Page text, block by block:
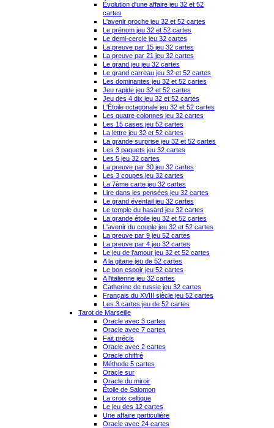
Évolution d'une affaire jeu 32 et 52
cartes
L'avenir proche jeu 32 et 52 cartes
Le prénom jeu 32 et 52 cartes
Le demi-cercle jeu 32 cartes
La preuve par 15 jeu 32 cartes
La preuve par 21 jeu 32 cartes
Le grand jeu jeu 32 cartes
Le grand carreau jeu 32 et 52 cartes
Les dominantes jeu 32 et 52 cartes
Jeu rapide jeu 32 et 52 cartes
Jeu des 4 dix jeu 32 et 52 cartes
L'Étoile octagonale jeu 32 et 52 cartes
Les quatre colonnes jeu 32 cartes
Les 15 cases jeu 52 cartes
La lettre jeu 32 et 52 cartes
La grande surprise jeu 32 et 52 cartes
Les 3 paquets jeu 32 cartes
Les 5 jeu 32 cartes
La preuve par 30 jeu 32 cartes
Les 3 coupes jeu 32 cartes
La 7ème carte jeu 32 cartes
Lire dans les pensées jeu 32 cartes
Le grand éventail jeu 32 cartes
Le temple du hasard jeu 32 cartes
La grande étoile jeu 32 et 52 cartes
L'avenir du couple jeu 32 et 52 cartes
La preuve par 9 jeu 52 cartes
La preuve par 4 jeu 32 cartes
Le jeu de l'amour jeu 32 et 52 cartes
A la gitane jeu de 52 cartes
Le bon espoir jeu 52 cartes
A l'italienne jeu 32 cartes
Catherine de russie jeu 32 cartes
Français du XVIII siècle jeu 52 cartes
Les 3 cartes jeu de 52 cartes
Tarot de Marseille
Oracle avec 3 cartes
Oracle avec 7 cartes
Fait précis
Oracle avec 2 cartes
Oracle chiffré
Méthode 5 cartes
Oracle sur
Oracle du miroir
Étoile de Salomon
La croix celtique
Le jeu des 12 cartes
Une affaire particulière
Oracle avec 24 cartes